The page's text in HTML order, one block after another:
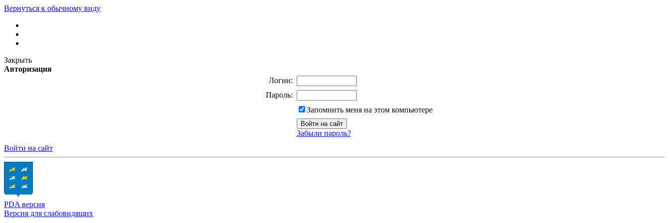
Вернуться к обычному виду
Закрыть
Авторизация
Логин:
Пароль:
Запомнить меня на этом компьютере
Забыли пароль?
Войти на сайт
PDA версия
Версия для слабовидящих